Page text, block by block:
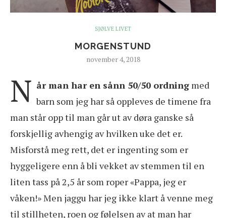
SJØLVE LIVET
MORGENSTUND
november 4, 2018
N år man har en sånn 50/50 ordning med
barn som jeg har så oppleves de timene fra
man står opp til man går ut av døra ganske så
forskjellig avhengig av hvilken uke det er.
Misforstå meg rett, det er ingenting som er
hyggeligere enn å bli vekket av stemmen til en
liten tass på 2,5 år som roper «Pappa, jeg er
våken!» Men jaggu har jeg ikke klart å venne meg
til stillheten, roen og følelsen av at man har